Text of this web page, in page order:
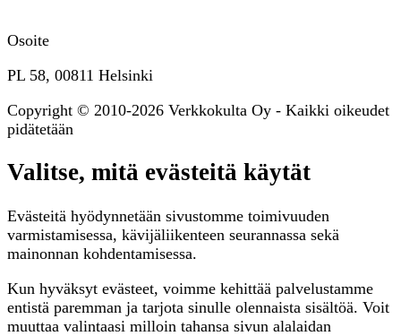
Osoite
PL 58, 00811 Helsinki
Copyright © 2010-2026 Verkkokulta Oy - Kaikki oikeudet
pidätetään
Valitse, mitä evästeitä käytät
Evästeitä hyödynnetään sivustomme toimivuuden
varmistamisessa, kävijäliikenteen seurannassa sekä
mainonnan kohdentamisessa.
Kun hyväksyt evästeet, voimme kehittää palvelustamme
entistä paremman ja tarjota sinulle olennaista sisältöä. Voit
muuttaa valintaasi milloin tahansa sivun alalaidan